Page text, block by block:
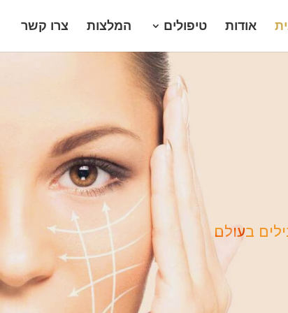
אודות טיפולים המלצות צרו קשר
בעולם